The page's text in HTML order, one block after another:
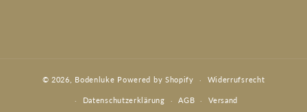
© 2026, Bodenluke Powered by Shopify Widerrufsrecht
Datenschutzerklärung AGB Versand